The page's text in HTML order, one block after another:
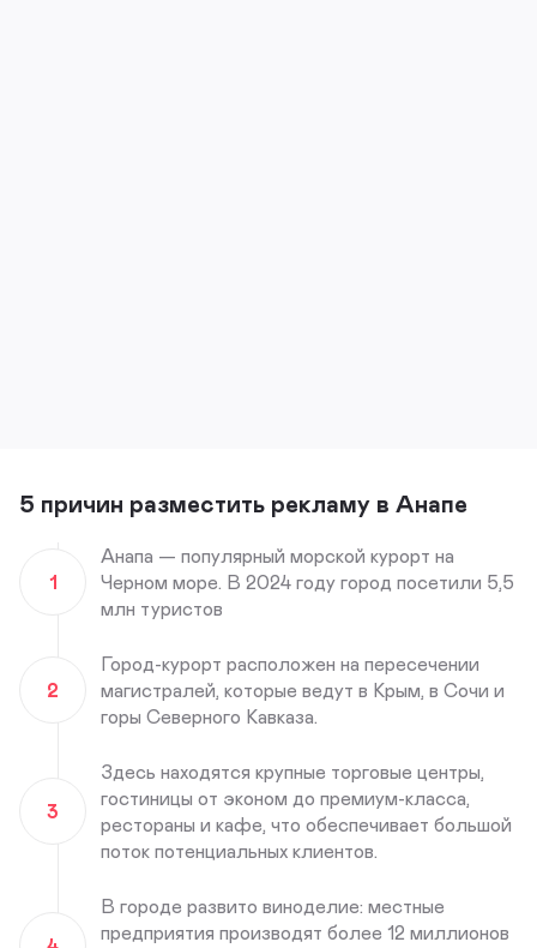
5 причин разместить рекламу в Анапе
1
Анапа — популярный морской курорт на
Черном море. В 2024 году город посетили 5,5
млн туристов
2
Город-курорт расположен на пересечении
магистралей, которые ведут в Крым, в Сочи и
горы Северного Кавказа.
3
Здесь находятся крупные торговые центры,
гостиницы от эконом до премиум-класса,
рестораны и кафе, что обеспечивает большой
поток потенциальных клиентов.
В городе развито виноделие: местные
предприятия производят более 12 миллионов